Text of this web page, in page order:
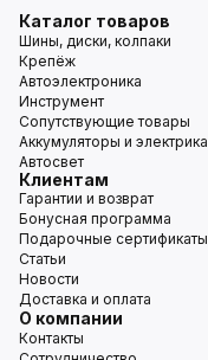
Каталог товаров
Шины, диски, колпаки
Крепёж
Автоэлектроника
Инструмент
Сопутствующие товары
Аккумуляторы и электрика
Автосвет
Клиентам
Гарантии и возврат
Бонусная программа
Подарочные сертификаты
Статьи
Новости
Доставка и оплата
О компании
Контакты